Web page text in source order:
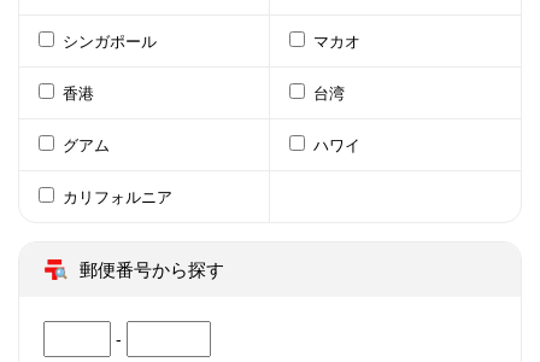
シンガポール マカオ
香港 台湾
グアム ハワイ
カリフォルニア
郵便番号から探す
-